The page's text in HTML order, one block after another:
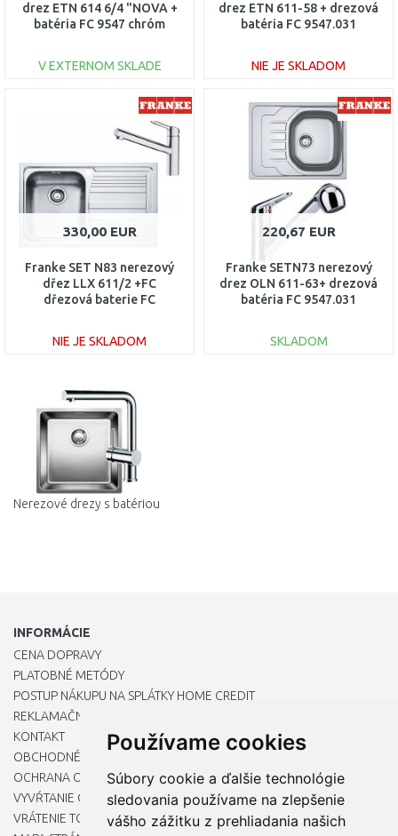
Používame cookies
Súbory cookie a ďalšie technológie
sledovania používame na zlepšenie
vášho zážitku z prehliadania našich
drez ETN 614 6/4 "NOVA +
batéria FC 9547 chróm
V EXTERNOM SKLADE
DO KOŠÍKA
Porovnať
drez ETN 611-58 + drezová
batéria FC 9547.031
NIE JE SKLADOM
DO KOŠÍKA
Porovnať
330,00 EUR
Franke SET N83 nerezový
dřez LLX 611/2 +FC
dřezová baterie FC
NIE JE SKLADOM
Porovnať
220,67 EUR
Franke SETN73 nerezový
drez OLN 611-63+ drezová
batéria FC 9547.031
SKLADOM
Nerezové drezy s batériou
INFORMÁCIE
CENA DOPRAVY
PLATOBNÉ METÓDY
POSTUP NÁKUPU NA SPLÁTKY HOME CREDIT
REKLAMAČNÝ PORIADOK
KONTAKT
OBCHODNÉ PODMIENKY
OCHRANA OSOBNÝCH ÚDAJOV
VYVŔTANIE OTVORU DO DREZU PRE KUCHYNSKÚ BATÉRIU
VRÁTENIE TOVARU / REKLAMÁCIE